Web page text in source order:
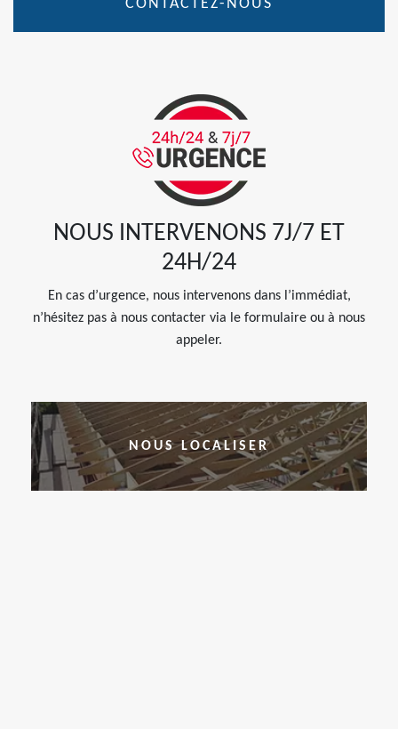
CONTACTEZ-NOUS
NOUS INTERVENONS 7J/7 ET
24H/24
En cas d’urgence, nous intervenons dans l’immédiat,
n’hésitez pas à nous contacter via le formulaire ou à nous
appeler.
NOUS LOCALISER